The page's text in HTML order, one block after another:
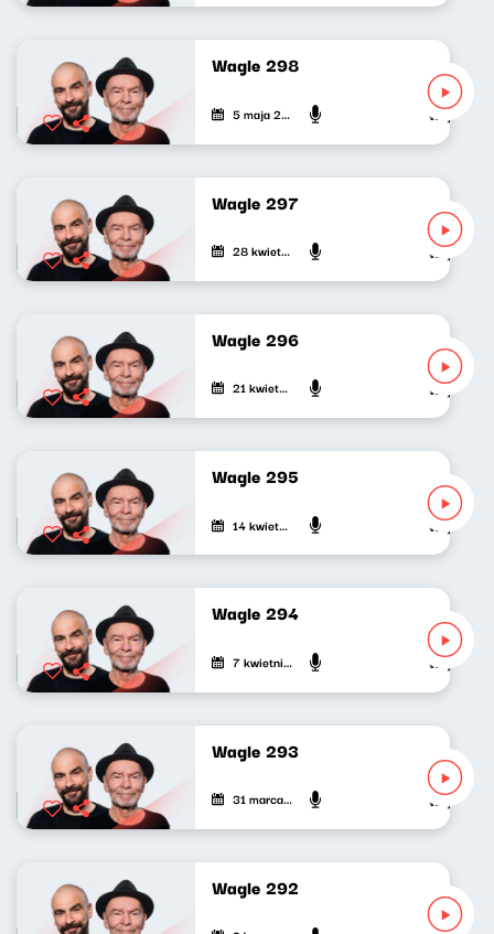
Wagle 298
5 maja 2026 Wojciech
Wagle 297
28 kwietnia 2026 Wojciech
Wagle 296
21 kwietnia 2026 Wojciech
Wagle 295
14 kwietnia 2026 Wojciech
Wagle 294
7 kwietnia 2026 Wojciech
Wagle 293
31 marca 2026 Wojciech
Wagle 292